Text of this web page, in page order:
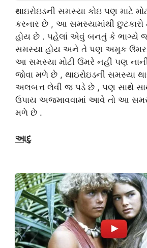
થાઇરોઇડની સમસ્યા કોઇ પણ માટે
કરનાર છે , આ સમસ્યામાંથી
હોય છે . પહેલાં એવું બનતું કે ભાગ્યે
સમસ્યા હોય અને તે પણ અમુક ઉંમર
આ સમસ્યા મોટી ઉંમરે નહીં પણ
જોવા મળે છે , થાઇરોઇડની સમસ્યા
અલબત્ત લેવી જ પડે છે , પણ સાથે
ઉપાય અજમાવવામાં આવે તો આ
મળે છે .
આદુ